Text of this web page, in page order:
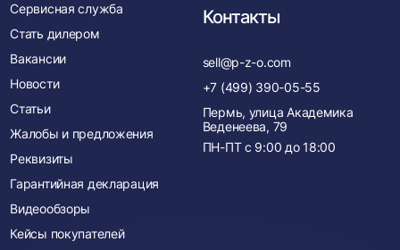
Сервисная служба
Стать дилером
Вакансии
Новости
Статьи
Жалобы и предложения
Реквизиты
Гарантийная декларация
Видеообзоры
Кейсы покупателей
Контакты
sell@p-z-o.com
+7 (499) 390-05-55
Пермь, улица Академика
Веденеева, 79
ПН-ПТ с 9:00 до 18:00